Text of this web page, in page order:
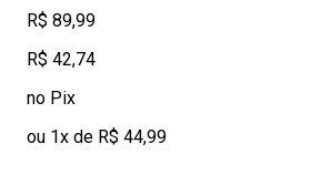
R$ 89,99
R$ 42,74
no Pix
ou 1x de R$ 44,99